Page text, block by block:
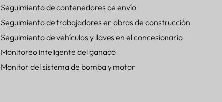
Seguimiento de contenedores de envío
Seguimiento de trabajadores en obras de construcción
Seguimiento de vehículos y llaves en el concesionario
Monitoreo inteligente del ganado
Monitor del sistema de bomba y motor